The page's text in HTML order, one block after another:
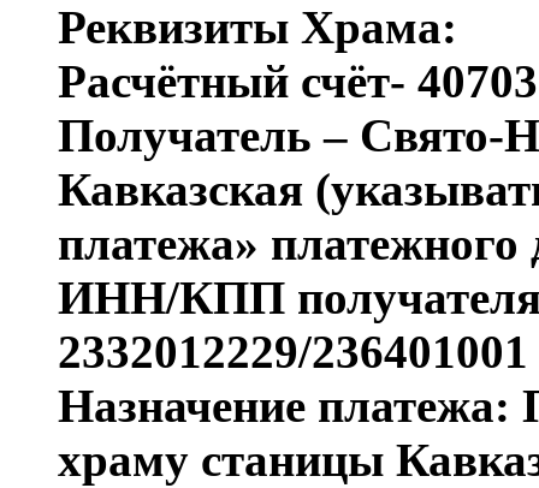
Реквизиты Храма:
Расчётный счёт-
Получатель – Свято-
Кавказская
платежа» платежного
ИНН/КПП
2332012229/236401001
Назначение
храму станицы